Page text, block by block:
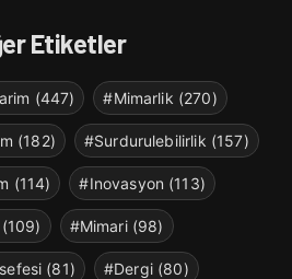
Etiketler
(447) #Mimarlik (270)
(182) #Surdurulebilirlik (157)
(114) #Inovasyon (113)
#Mimari (98)
(81) #Dergi (80)